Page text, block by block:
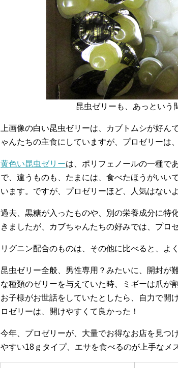
昆虫ゼリーも、あっという
上画像の白い昆虫ゼリーは、カブトムシが好ん
ゃんたちの主食にしていますが、プロゼリーは
黄色い昆虫ゼリーは、ポリフェノールの一種で
で、違うものも、たまには、食べたほうがいい
います。ですが、プロゼリーほど、人気はない
過去、黒糖が入ったものや、別の栄養成分に特
きましたが、カブちゃんたちの好みでは、プロ
リグニン配合のものは、その他に比べると、よ
昆虫ゼリー全般、男性専用？みたいに、開封が
な種類のゼリーを与えていた時、ミギーは爪が
お子様がお世話をしていたとしたら、自力で開
ロゼリーは、開けやすくて良かった！
今年、プロゼリーが、大量でお得なお店を見つ
やすい18ｇタイプ、エサを食べるのが上手なメ